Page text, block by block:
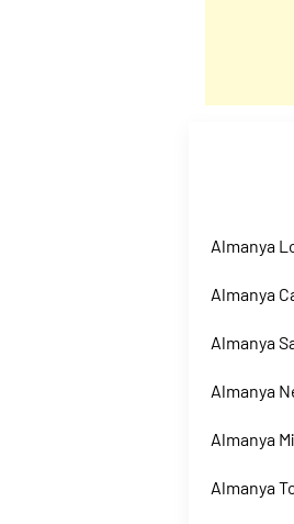
Almanya
Almanya
Almanya
Almanya
Almanya
Almanya